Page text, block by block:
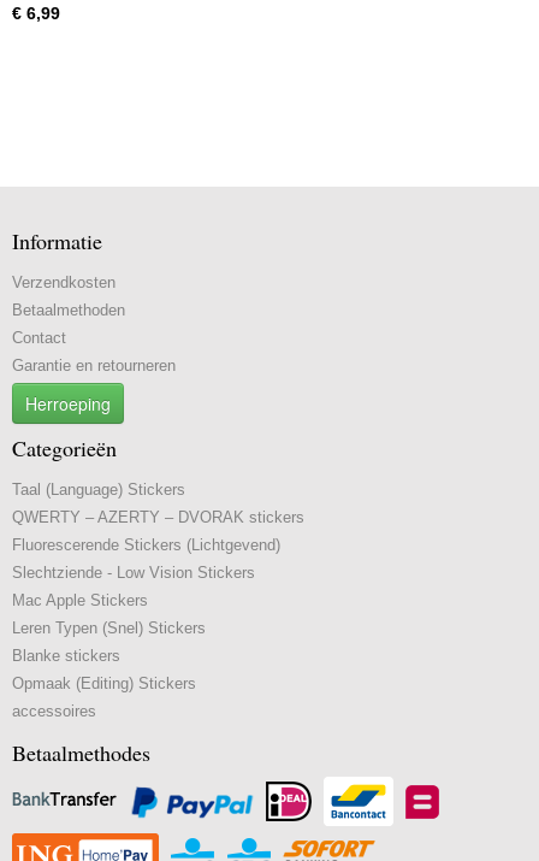
€ 6,99
Informatie
Verzendkosten
Betaalmethoden
Contact
Garantie en retourneren
Herroeping
Categorieën
Taal (Language) Stickers
QWERTY – AZERTY – DVORAK stickers
Fluorescerende Stickers (Lichtgevend)
Slechtziende - Low Vision Stickers
Mac Apple Stickers
Leren Typen (Snel) Stickers
Blanke stickers
Opmaak (Editing) Stickers
accessoires
Betaalmethodes